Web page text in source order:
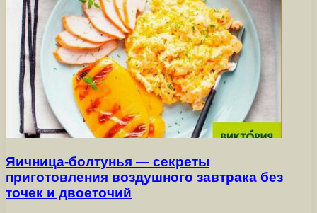
Яичница-болтунья — секреты
приготовления воздушного завтрака без
точек и двоеточий